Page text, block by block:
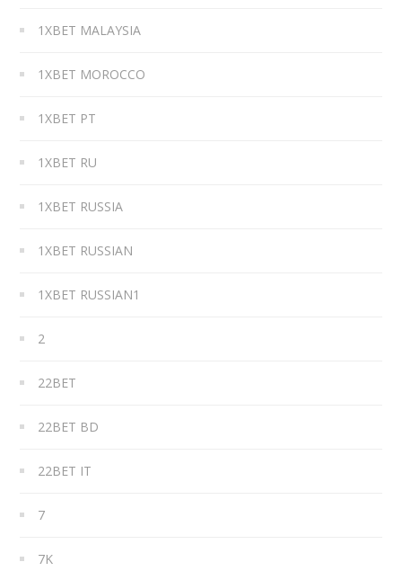
1XBET MALAYSIA
1XBET MOROCCO
1XBET PT
1XBET RU
1XBET RUSSIA
1XBET RUSSIAN
1XBET RUSSIAN1
2
22BET
22BET BD
22BET IT
7
7K